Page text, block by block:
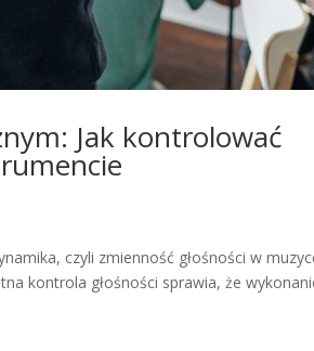
Jak kontrolować
czyli zmienność głośności w
kontrola głośności sprawia, że